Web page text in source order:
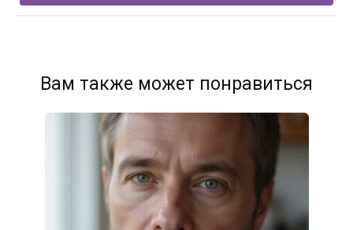
Вам также может понравиться